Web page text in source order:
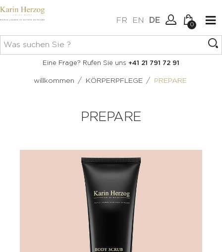
FR EN DE
Verbindung
0
Keine Artikel im Warenkorb.
Eine Frage? Rufen Sie uns +41 21 791 72 91
willkommen / KÖRPERPFLEGE / PREPARE
PREPARE